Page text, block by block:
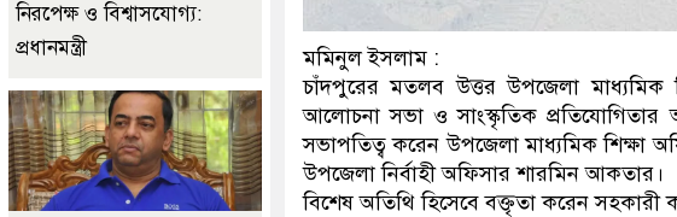
মমিনুল ইসলাম :
চাঁদপুরের মতলব উত্তর উপজেলা মাধ্যমিক
আলোচনা সভা ও সাংস্কৃতিক
সভাপতিত্ব করেন উপজেলা মাধ্যমিক শিক্ষা
উপজেলা নির্বাহী অফিসার শারমিন আকতার।
বিশেষ অতিথি হিসেবে বক্তৃতা করেন
নিরপেক্ষ ও বিশ্বাসযোগ্য:
প্রধানমন্ত্রী